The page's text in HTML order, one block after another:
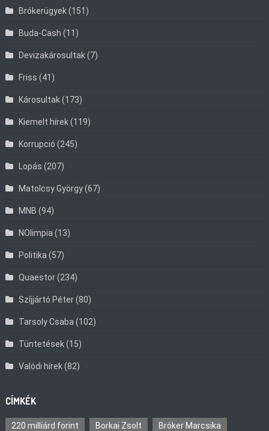
Brókerügyek(151)
Buda-Cash (11)
Devizakárosultak(7)
Friss (41)
Károsultak(173)
Kiemelt hírek(119)
Korrupció (245)
Lopás (207)
Matolcsy György(67)
MNB (94)
NOlimpia (13)
Politika (57)
Quaestor(234)
Szíjjártó Péter(80)
Tarsoly Csaba (102)
Tüntetések(15)
Valódi hírek(82)
CÍMKÉK
220 milliárd forint Borkai Zsolt Bróker Marcsika